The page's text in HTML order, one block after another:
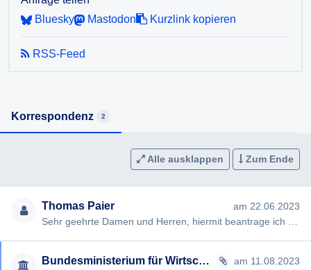
Kosten der Webseite?
Bluesky
Mastodon Kurzlink kopieren
RSS-Feed
Korrespondenz 2
Alle ausklappen Zum Ende
Thomas Paier
am 22.06.2023
Bundesministerium für Wirtschaft, Energie und Tourismus
am 11.08.2023